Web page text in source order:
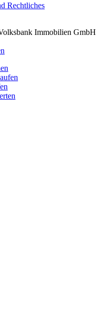
Rechtliches
Immobilien GmbH